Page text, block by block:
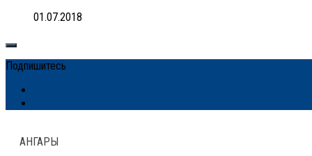
01.07.2018
Подпишитесь
АНГАРЫ